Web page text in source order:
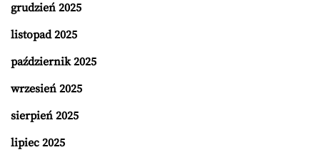
grudzień 2025
listopad 2025
październik 2025
wrzesień 2025
sierpień 2025
lipiec 2025